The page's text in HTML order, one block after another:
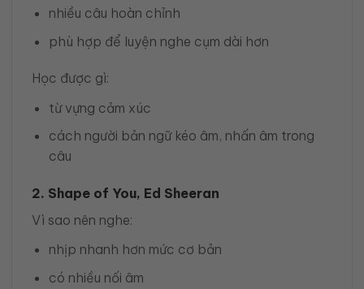
nhiều câu hoàn chỉnh
phù hợp để luyện nghe cụm dài hơn
Học được gì:
từ vựng cảm xúc
cách người bản ngữ kéo âm, nhấn âm trong
câu
2. Shape of You, Ed Sheeran
Vì sao nên nghe:
nhịp nhanh hơn mức cơ bản
có nhiều nối âm